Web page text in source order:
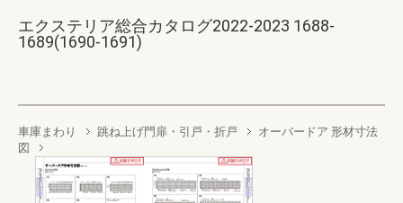
エクステリア総合カタログ2022-2023 1688-
1689(1690-1691)
車庫まわり 跳ね上げ門扉・引戸・折戸
オーバードア 形材寸法
図